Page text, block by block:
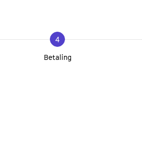
4
Betaling